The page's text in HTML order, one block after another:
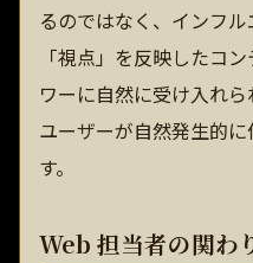
るのではなく、インフ
「視点」を反映したコ
ワーに自然に受け入れ
ユーザーが自然発生的に
す。
Web 担当者の関わ